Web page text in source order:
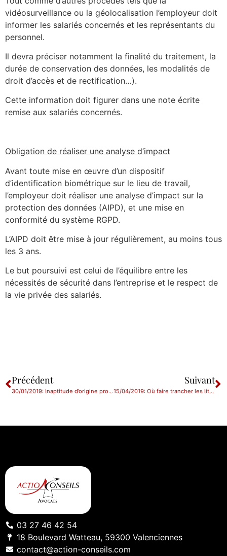
vidéosurveillance ou la géolocalisation l’employeur doit
informer les salariés concernés et les représentants du
personnel.
Il devra préciser notamment la finalité du traitement, la
durée de conservation des données, les modalités de
droit d’accès et de rectification…).
Cette information doit figurer dans une note écrite
remise aux salariés concernés.
Obligation de réaliser une analyse d’impact
Avant toute mise en œuvre d’un dispositif
d’identification biométrique sur le lieu de travail,
l’employeur doit réaliser une analyse d’impact sur la
protection des données (AIPD), et une mise en
conformité du système RGPD.
L’AIPD doit être mise à jour régulièrement, au moins tous
les 3 ans.
Le but poursuivi est celui de l’équilibre entre les
nécessités de sécurité dans l’entreprise et le respect de
la vie privée des salariés.
Précédent
30/01/2019: Inaptitude d’origine professionnelle et licenciement
Suivant
15/04/2019: Où faire trancher les litiges portant sur des cessions de parts ou d’actions ?
03 27 46 42 54
18 Boulevard Watteau, 59300 Valenciennes
contact@action-conseils.com